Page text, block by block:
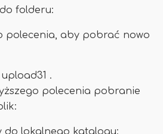
folderu:
polecenia, aby pobrać nowo
.
polecenia pobranie
do lokalnego katalogu: